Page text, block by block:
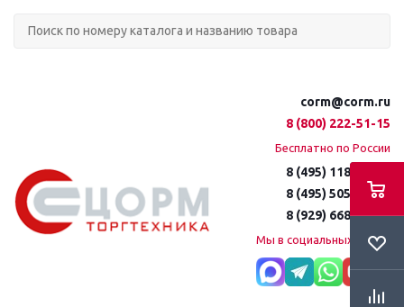
corm@corm.ru
8 (800) 222-51-15
Бесплатно по России
8 (495) 118-61-16
8 (495) 505-51-15
8 (929) 668-95-35
Мы в социальных сетях: